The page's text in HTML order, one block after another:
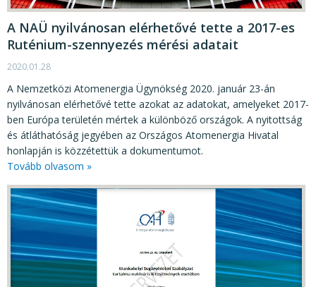
A NAÜ nyilvánosan elérhetővé tette a 2017-es
Ruténium-szennyezés mérési adatait
2020.01.28
A Nemzetközi Atomenergia Ügynökség 2020. január 23-án
nyilvánosan elérhetővé tette azokat az adatokat, amelyeket 2017-
ben Európa területén mértek a különböző országok. A nyitottság
és átláthatóság jegyében az Országos Atomenergia Hivatal
honlapján is közzétettük a dokumentumot.
Tovább olvasom »